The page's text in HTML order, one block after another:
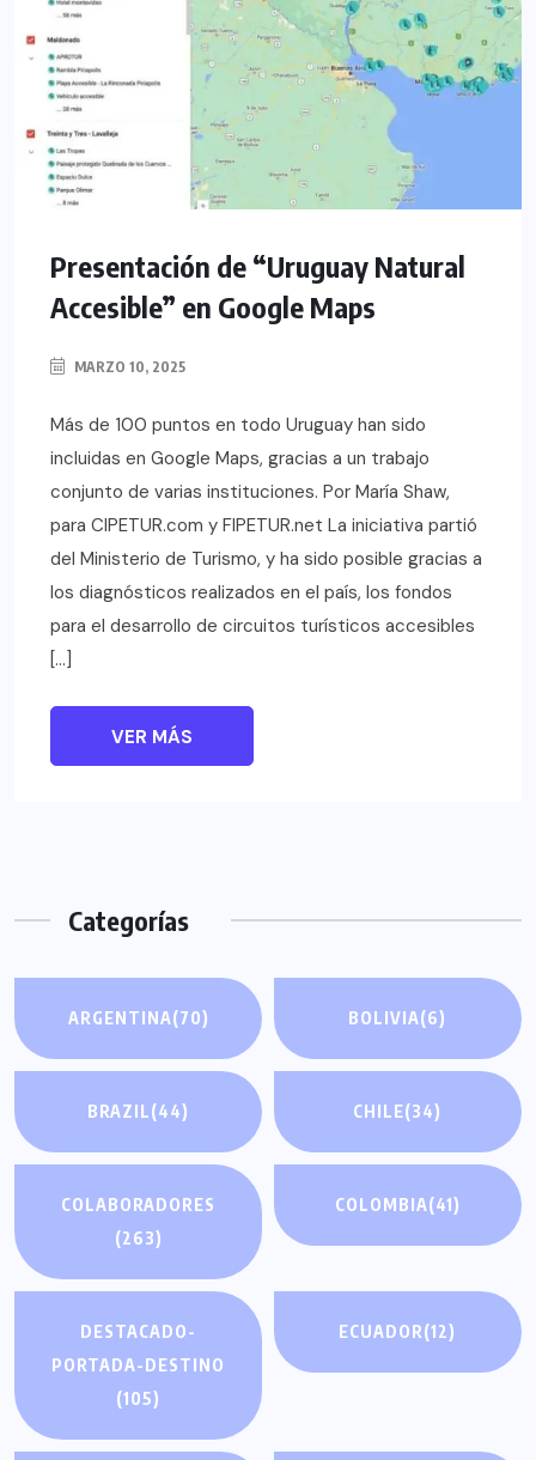
Presentación de “Uruguay Natural
Accesible” en Google Maps
MARZO 10, 2025
Más de 100 puntos en todo Uruguay han sido
incluidas en Google Maps, gracias a un trabajo
conjunto de varias instituciones. Por María Shaw,
para CIPETUR.com y FIPETUR.net La iniciativa partió
del Ministerio de Turismo, y ha sido posible gracias a
los diagnósticos realizados en el país, los fondos
para el desarrollo de circuitos turísticos accesibles
[…]
VER MÁS
Categorías
ARGENTINA(70) BOLIVIA(6)
BRAZIL(44) CHILE(34)
COLABORADORES
(263)
COLOMBIA(41)
DESTACADO-
PORTADA-DESTINO
(105)
ECUADOR(12)